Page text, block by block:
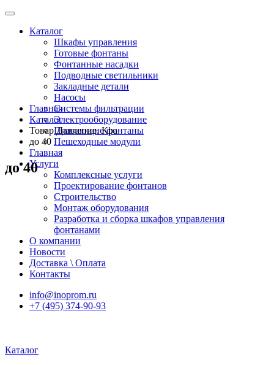
Каталог
Шкафы управления
Готовые фонтаны
Фонтанные насадки
Подводные светильники
Закладные детали
Насосы
Системы фильтрации
Электрооборудование
Плавающие фонтаны
Пешеходные модули
Главная
Услуги
Комплексные услуги
Проектирование фонтанов
Строительство
Монтаж оборудования
Разработка и сборка шкафов управления
фонтанами
О компании
Новости
Доставка \ Оплата
Контакты
info@inoprom.ru
+7 (495) 374-90-93
Каталог
Главная
Каталог
Товар Давление, Кра
до 40
до 40